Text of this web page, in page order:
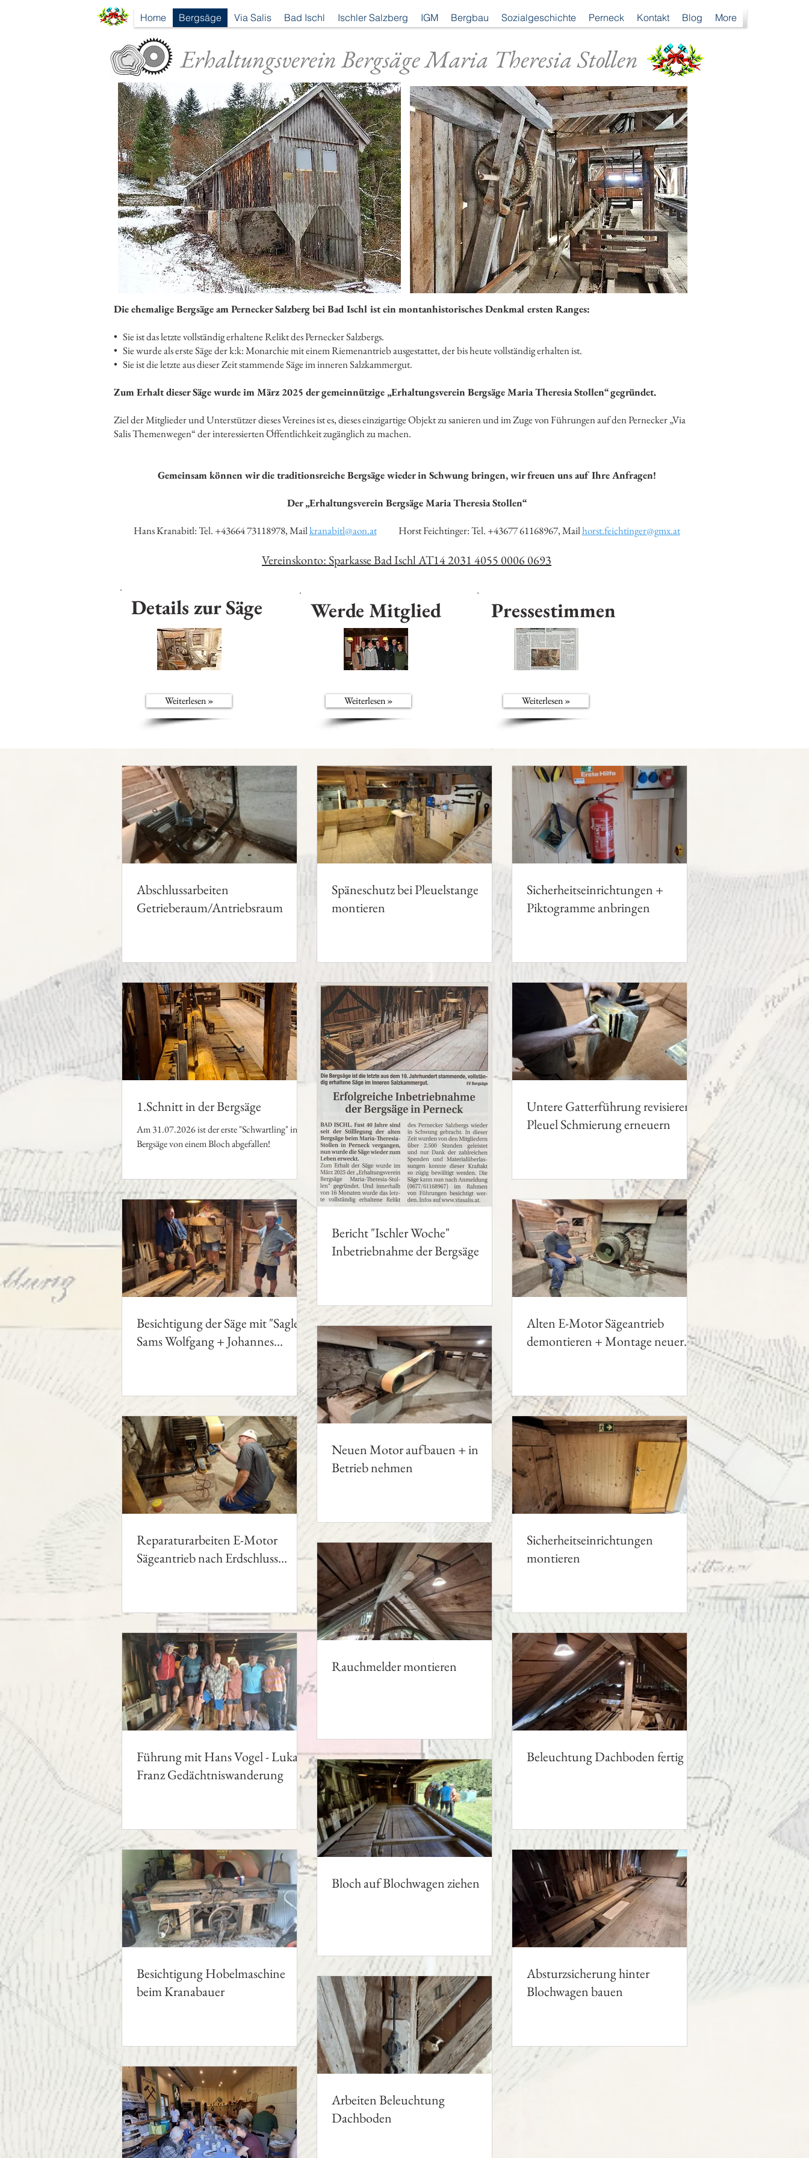
Home Bergsäge Via Salis Bad Ischl Ischler Salzberg IGM Bergbau Sozialgeschichte Perneck Kontakt Blog More
Erhaltungsverein Bergsäge Maria Theresia Stollen
Die ehemalige Bergsäge am Pernecker Salzberg bei Bad Ischl ist ein montanhistorisches Denkmal ersten Ranges:
• Sie ist das letzte vollständig erhaltene Relikt des Pernecker Salzbergs.
• Sie wurde als erste Säge der k:k: Monarchie mit einem Riemenantrieb ausgestattet, der bis heute vollständig erhalten ist.
• Sie ist die letzte aus dieser Zeit stammende Säge im inneren Salzkammergut.
Zum Erhalt dieser Säge wurde im März 2025 der gemeinnützige „Erhaltungsverein Bergsäge Maria Theresia Stollen“ gegründet.
Ziel der Mitglieder und Unterstützer dieses Vereines ist es, dieses einzigartige Objekt zu sanieren und im Zuge von Führungen auf den Pernecker „Via
Salis Themenwegen“ der interessierten Öffentlichkeit zugänglich zu machen.
Gemeinsam können wir die traditionsreiche Bergsäge wieder in Schwung bringen, wir freuen uns auf Ihre Anfragen!
Der „Erhaltungsverein Bergsäge Maria Theresia Stollen“
Hans Kranabitl: Tel. +43664 73118978, Mailkranabitl@aon.at Horst Feichtinger: Tel. +43677 61168967, Mailhorst.feichtinger@gmx.at
Vereinskonto: Sparkasse Bad Ischl AT14 2031 4055 0006 0693
Details zur Säge
Weiterlesen »
Werde Mitglied
Weiterlesen »
Pressestimmen
Weiterlesen »
Abschlussarbeiten
Getrieberaum/Antriebsraum
Späneschutz bei Pleuelstange
montieren
Sicherheitseinrichtungen +
Piktogramme anbringen
1.Schnitt in der Bergsäge
Am 31.07.2026 ist der erste "Schwartling" in der
Bergsäge von einem Bloch abgefallen!
Bericht "Ischler Woche"
Inbetriebnahme der Bergsäge
Untere Gatterführung revisieren,
Pleuel Schmierung erneuern
Besichtigung der Säge mit "Sagler"
Sams Wolfgang + Johannes
Neuen Motor aufbauen + in
Betrieb nehmen
Alten E-Motor Sägeantrieb
demontieren + Montage neuer
Reparaturarbeiten E-Motor
Sägeantrieb nach Erdschluss
Rauchmelder montieren
Sicherheitseinrichtungen
montieren
Führung mit Hans Vogel - Lukas
Franz Gedächtniswanderung
Bloch auf Blochwagen ziehen
Beleuchtung Dachboden fertig
Besichtigung Hobelmaschine
beim Kranabauer
Arbeiten Beleuchtung
Dachboden
Absturzsicherung hinter
Blochwagen bauen